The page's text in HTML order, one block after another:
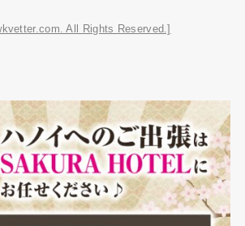
All Rights Reserved.]